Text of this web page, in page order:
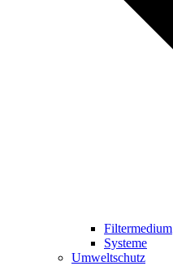
Filtermedium
Systeme
Umweltschutz